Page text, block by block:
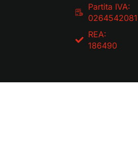
Partita IVA:
REA:
186490